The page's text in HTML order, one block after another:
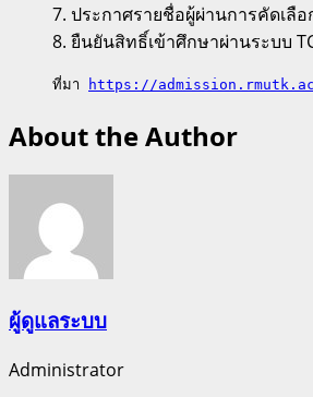
7. ประกาศรายชื่อผู้ผ่านการคัดเลือ
8. ยืนยันสิทธิ์เข้าศึกษาผ่านระบบ
ที่มา https://
About the Author
ผู้ดูแลระบบ
Administrator